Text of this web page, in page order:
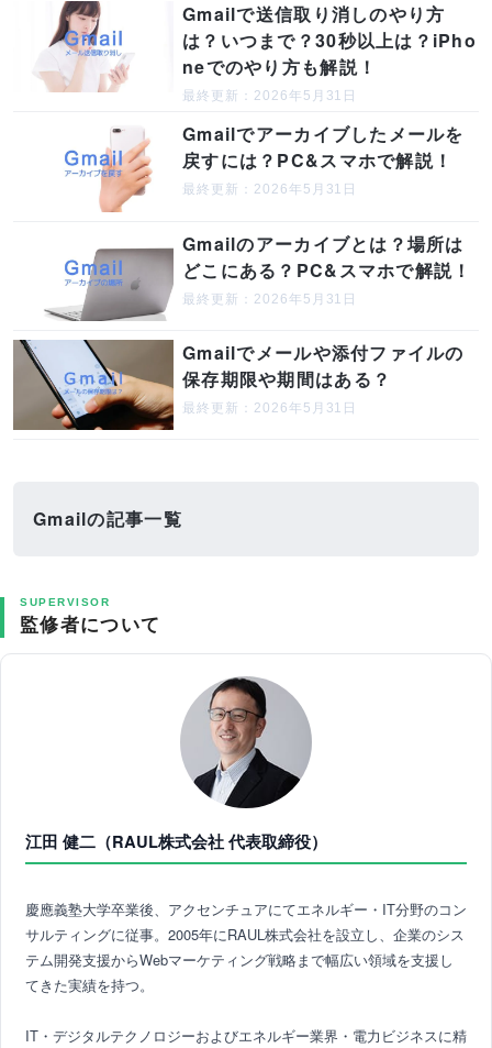
Gmailで送信取り消しのやり方
は？いつまで？30秒以上は？iPho
neでのやり方も解説！
最終更新：2026年5月31日
Gmailでアーカイブしたメールを
戻すには？PC&スマホで解説！
最終更新：2026年5月31日
Gmailのアーカイブとは？場所は
どこにある？PC&スマホで解説！
最終更新：2026年5月31日
Gmailでメールや添付ファイルの
保存期限や期間はある？
最終更新：2026年5月31日
Gmailの記事一覧
SUPERVISOR
監修者について
江田 健二（RAUL株式会社 代表取締役）
慶應義塾大学卒業後、アクセンチュアにてエネルギー・IT分野のコン
サルティングに従事。2005年にRAUL株式会社を設立し、企業のシス
テム開発支援からWebマーケティング戦略まで幅広い領域を支援し
てきた実績を持つ。
IT・デジタルテクノロジーおよびエネルギー業界・電力ビジネスに精